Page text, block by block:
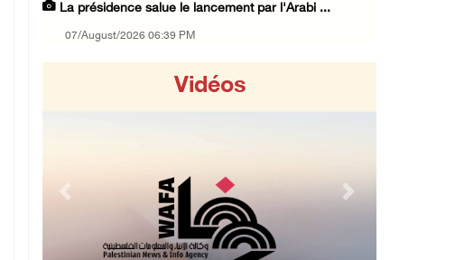
La présidence salue le lancement par l'Arabi ...
07/August/2026 06:39 PM
07/August/2026 06:14 PM
Environ 70 000 fidèles ont accompli la prièr ...
07/August/2026 02:45 PM
La présidence palestinienne condamne les att ...
Vidéos
Previous Next